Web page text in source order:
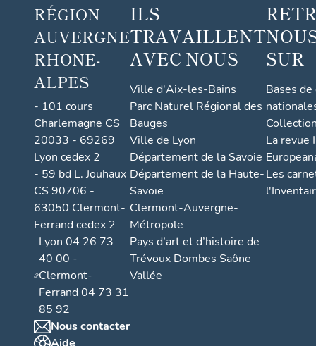
RÉGION
AUVERGNE
RHONE-
ALPES
- 101 cours
Charlemagne CS
20033 - 69269
Lyon cedex 2
- 59 bd L. Jouhaux
CS 90706 -
63050 Clermont-
Ferrand cedex 2
Lyon 04 26 73
40 00 -
Clermont-
Ferrand 04 73 31
85 92
Nous contacter
ILS
TRAVAILLENT
AVEC NOUS
Ville d'Aix-les-Bains
Parc Naturel Régional des
Bauges
Ville de Lyon
Département de la Savoie
Département de la Haute-
Savoie
Clermont-Auvergne-
Métropole
Pays d’art et d’histoire de
Trévoux Dombes Saône
Vallée
SUR
Bases
La revue
Les